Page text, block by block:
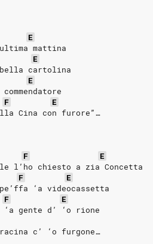
E
mattina
E
bella cartolina
E
F
E
Cina con furore”…
F
E
l’ho chiesto a zia Concetta
F
E
‘a videocassetta
F
E
gente d’ ‘o rione
c’ ‘o furgone…